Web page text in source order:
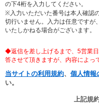
の下4桁を入力してください。
※入力いただいた番号は本人確認
切行いません。入力は任意ですが
いたしかねる場合がございます。
◆返信を差し上げるまで、5営業
答させて頂きますが、内容によっ
当サイトの利用規約、 個人情報
い。
上記規